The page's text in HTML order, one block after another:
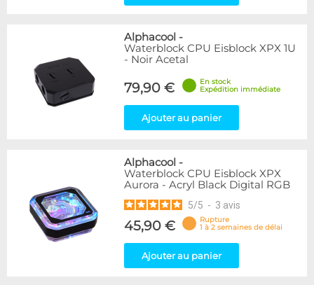
Alphacool -
Waterblock CPU Eisblock XPX 1U
- Noir Acetal
79,90 €
En stock
Expédition immédiate
Ajouter au panier
Alphacool -
Waterblock CPU Eisblock XPX
Aurora - Acryl Black Digital RGB
5/5 - 3 avis
45,90 €
Rupture
1 à 2 semaines de délai
Ajouter au panier